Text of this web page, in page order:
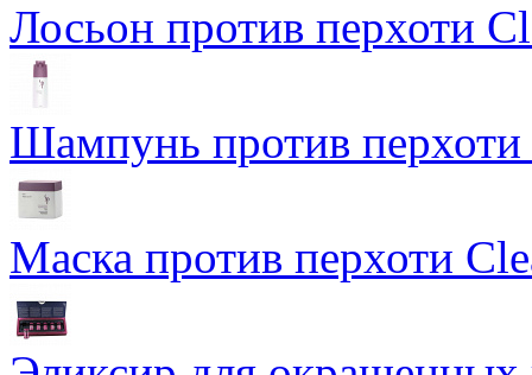
Лосьон против перхоти
Шампунь против перхоти
Маска против перхоти